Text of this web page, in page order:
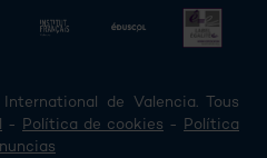
de Valencia. Tous
- Política de cookies - Política